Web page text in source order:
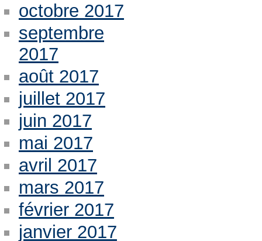
octobre 2017
septembre
2017
août 2017
juillet 2017
juin 2017
mai 2017
avril 2017
mars 2017
février 2017
janvier 2017